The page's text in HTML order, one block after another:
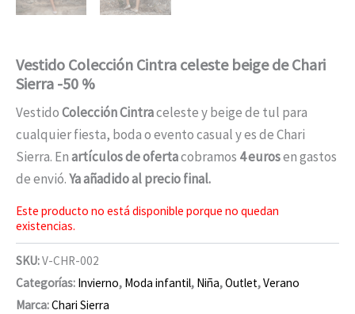
Vestido Colección Cintra celeste beige de Chari
Sierra -50 %
VestidoColección Cintraceleste y beige de tul para
cualquier fiesta, boda o evento casual y es de Chari
Sierra. Enartículos de ofertacobramos 4 eurosen gastos
de envió.Ya añadido al precio final.
Este producto no está disponible porque no quedan
existencias.
SKU:V-CHR-002
Categorías: Invierno, Moda infantil, Niña,Outlet,Verano
Marca:Chari Sierra